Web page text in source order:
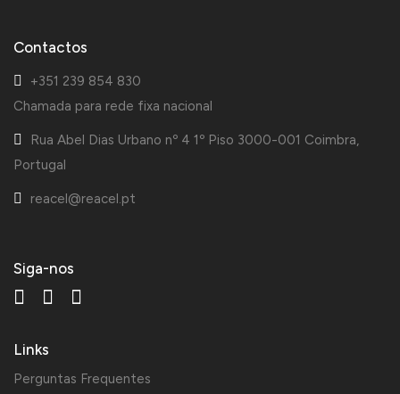
Contactos
+351 239 854 830
Chamada para rede fixa nacional
Rua Abel Dias Urbano nº 4 1º Piso 3000-001 Coimbra,
Portugal
reacel@reacel.pt
Siga-nos
Links
Perguntas Frequentes